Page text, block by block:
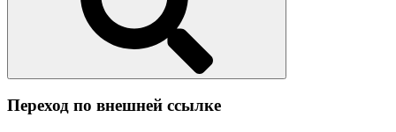
Переход по внешней ссылке